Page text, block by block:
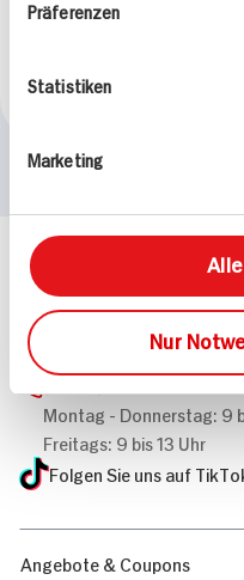
Präferenzen
Statistiken
Marketing
Nur
Paella Für 2 Personen
Häufig gestellte Fragen
Mehr Informationen in
Wir beantworten gerne
Montag - Donnerstag: 9
Freitags: 9 bis 13 Uhr
Folgen Sie uns auf
Angebote & Coupons